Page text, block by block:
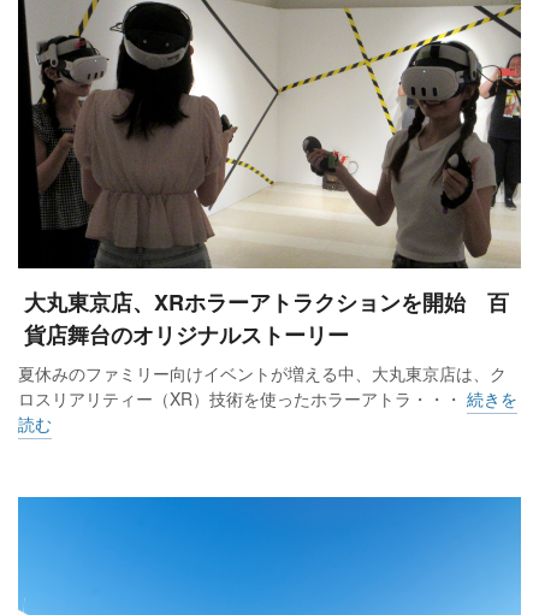
大丸東京店、XRホラーアトラクションを開始 百
貨店舞台のオリジナルストーリー
夏休みのファミリー向けイベントが増える中、大丸東京店は、ク
ロスリアリティー（XR）技術を使ったホラーアトラ・・・ 続きを
読む